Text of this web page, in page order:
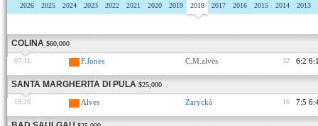
2026 2025 2024 2023 2022 2021 2020 2019 2018 2017 2016 2015 2014 2013
COLINA $60,000
07.11. F.Jones C.M.alves 32 6:2
SANTA MARGHERITA DI PULA $25,000
19.10. Alves Zarycká 16 7:5